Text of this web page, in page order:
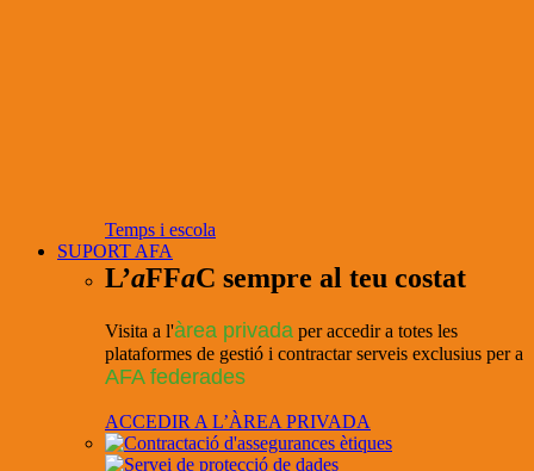
Temps i escola
SUPORT AFA
L’aFFaC sempre al teu costat
Visita a l'àrea privada per accedir a totes les
plataformes de gestió i contractar serveis exclusius per a
AFA federades
ACCEDIR A L’ÀREA PRIVADA